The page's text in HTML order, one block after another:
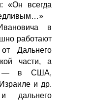
«Он всегда
в
работают
Дальнего
части, а
— в США,
и др.
дальнего